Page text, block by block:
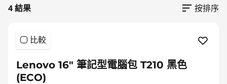
4 結果 按排序
比較
Lenovo 16" 筆記型電腦包 T210 黑色
(ECO)